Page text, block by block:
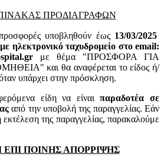
ΠΡΟΔΙΑΓΡΑΦΩΝ
υποβληθούν έως 13/03/2025
ηλεκτρονικό ταχυδρομείο στο email:
με θέμα "ΠΡΟΣΦΟΡΑ ΓΙΑ
και θα αναφέρεται το είδος ή/
υπάρχει στην πρόσκληση.
είδη να είναιπαραδοτέα σε
από την υποβολή της παραγγελίας. Εάν
εκτέλεση της παραγγελίας, παρακαλούμε
ΕΠΙ ΠΟΙΝΗΣ ΑΠΟΡΡΙΨΗΣ